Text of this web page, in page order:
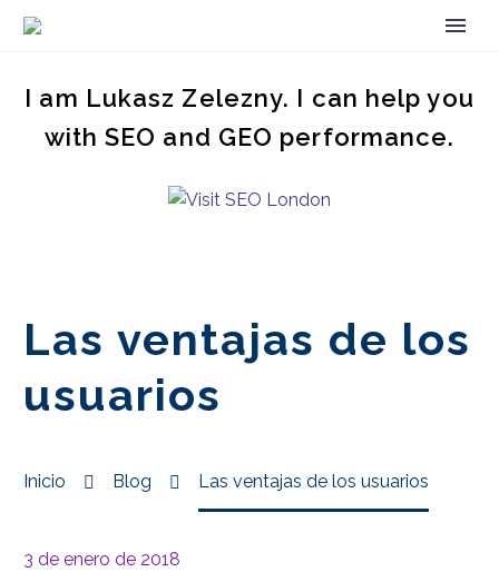
I am Lukasz Zelezny. I can help you
with SEO and GEO performance.
Las ventajas de los
usuarios
Inicio Blog Las ventajas de los usuarios
3 de enero de 2018